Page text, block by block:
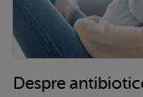
Despre